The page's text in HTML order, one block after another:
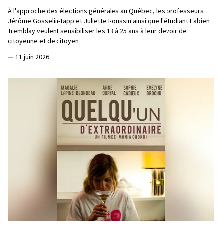
À l'approche des élections générales au Québec, les professeurs
Jérôme Gosselin-Tapp et Juliette Roussin ainsi que l'étudiant Fabien
Tremblay veulent sensibiliser les 18 à 25 ans à leur devoir de
citoyenne et de citoyen
— 11 juin 2026